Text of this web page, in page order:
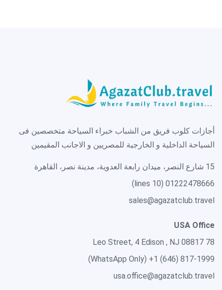
أجازات كلوب فريق من الشباب خبراء السياحة متخصصين فى
السياحة الداخلية و الخارجية للمصريين و الاجانب المقيمين
15 شارع النصر، ميدان رابعة العدوية، مدينة نصر، القاهرة
01222478666 (10 lines)
sales@agazatclub.travel
USA Office
78 Leo Street, 4 Edison , NJ 08817
+1 (646) 817-1999
(WhatsApp Only)
usa.office@agazatclub.travel